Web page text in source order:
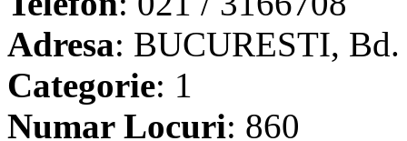
Adresa: BUCURESTI,
Categorie: 1
Numar Locuri: 860